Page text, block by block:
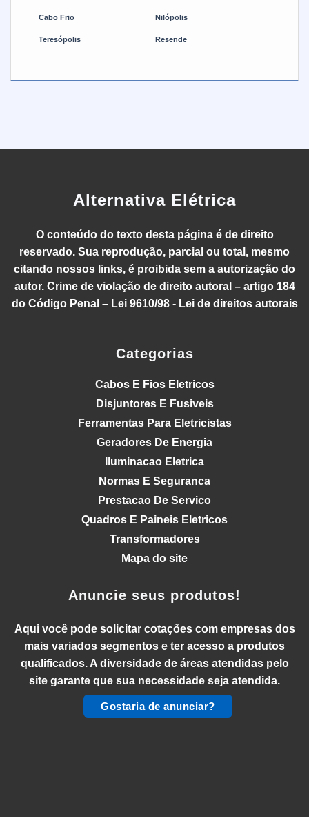
Cabo Frio Nilópolis
Teresópolis Resende
Alternativa Elétrica
O conteúdo do texto desta página é de direito
reservado. Sua reprodução, parcial ou total, mesmo
citando nossos links, é proibida sem a autorização do
autor. Crime de violação de direito autoral – artigo 184
do Código Penal – Lei 9610/98 - Lei de direitos autorais
Categorias
Cabos E Fios Eletricos
Disjuntores E Fusiveis
Ferramentas Para Eletricistas
Geradores De Energia
Iluminacao Eletrica
Normas E Seguranca
Prestacao De Servico
Quadros E Paineis Eletricos
Transformadores
Mapa do site
Anuncie seus produtos!
Aqui você pode solicitar cotações com empresas dos
mais variados segmentos e ter acesso a produtos
qualificados. A diversidade de áreas atendidas pelo
site garante que sua necessidade seja atendida.
Gostaria de anunciar?